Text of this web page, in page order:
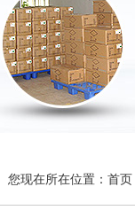
您现在所在位置： 首页